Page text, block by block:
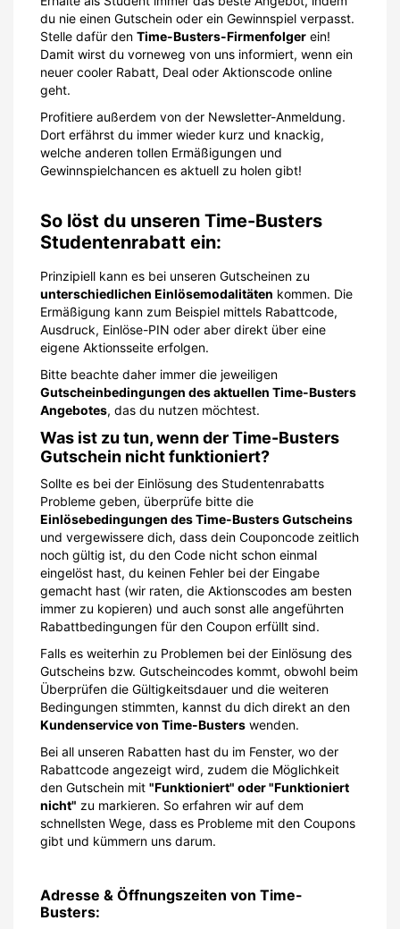
du nie einen Gutschein oder ein Gewinnspiel verpasst.
Stelle dafür den Time-Busters-Firmenfolger ein!
Damit wirst du vorneweg von uns informiert, wenn ein
neuer cooler Rabatt, Deal oder Aktionscode online
geht.
Profitiere außerdem von der Newsletter-Anmeldung.
Dort erfährst du immer wieder kurz und knackig,
welche anderen tollen Ermäßigungen und
Gewinnspielchancen es aktuell zu holen gibt!
So löst du unseren Time-Busters
Studentenrabatt ein:
Prinzipiell kann es bei unseren Gutscheinen zu
unterschiedlichen Einlösemodalitäten kommen. Die
Ermäßigung kann zum Beispiel mittels Rabattcode,
Ausdruck, Einlöse-PIN oder aber direkt über eine
eigene Aktionsseite erfolgen.
Bitte beachte daher immer die jeweiligen
Gutscheinbedingungen des aktuellen Time-Busters
Angebotes, das du nutzen möchtest.
Was ist zu tun, wenn der Time-Busters
Gutschein nicht funktioniert?
Sollte es bei der Einlösung des Studentenrabatts
Probleme geben, überprüfe bitte die
Einlösebedingungen des Time-Busters Gutscheins
und vergewissere dich, dass dein Couponcode zeitlich
noch gültig ist, du den Code nicht schon einmal
eingelöst hast, du keinen Fehler bei der Eingabe
gemacht hast (wir raten, die Aktionscodes am besten
immer zu kopieren) und auch sonst alle angeführten
Rabattbedingungen für den Coupon erfüllt sind.
Falls es weiterhin zu Problemen bei der Einlösung des
Gutscheins bzw. Gutscheincodes kommt, obwohl beim
Überprüfen die Gültigkeitsdauer und die weiteren
Bedingungen stimmten, kannst du dich direkt an den
Kundenservice von Time-Busters wenden.
Bei all unseren Rabatten hast du im Fenster, wo der
Rabattcode angezeigt wird, zudem die Möglichkeit
den Gutschein mit "Funktioniert" oder "Funktioniert
nicht" zu markieren. So erfahren wir auf dem
schnellsten Wege, dass es Probleme mit den Coupons
gibt und kümmern uns darum.
Adresse & Öffnungszeiten von Time-
Busters: